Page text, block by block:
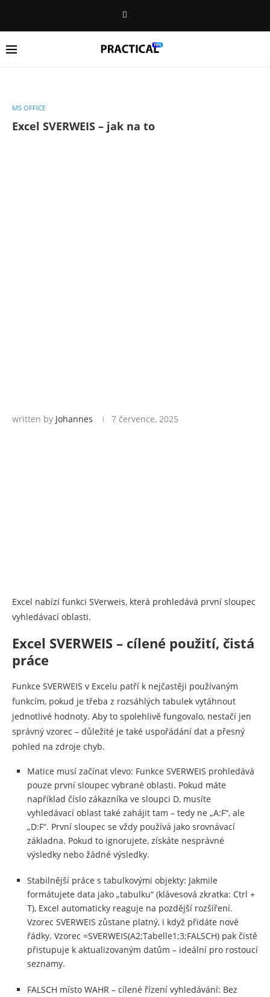
MS OFFICE
Excel SVERWEIS – jak na to
written by Johannes 7 července, 2025
Excel nabízí funkci SVerweis, která prohledává první sloupec
vyhledávací oblasti.
Excel SVERWEIS – cílené použití, čistá
práce
Funkce SVERWEIS v Excelu patří k nejčastěji používaným
funkcím, pokud je třeba z rozsáhlých tabulek vytáhnout
jednotlivé hodnoty. Aby to spolehlivě fungovalo, nestačí jen
správný vzorec – důležité je také uspořádání dat a přesný
pohled na zdroje chyb.
Matice musí začínat vlevo: Funkce SVERWEIS prohledává
pouze první sloupec vybrané oblasti. Pokud máte
například číslo zákazníka ve sloupci D, musíte
vyhledávací oblast také zahájit tam – tedy ne „A:F“, ale
„D:F“. První sloupec se vždy používá jako srovnávací
základna. Pokud to ignorujete, získáte nesprávné
výsledky nebo žádné výsledky.
Stabilnější práce s tabulkovými objekty: Jakmile
formátujete data jako „tabulku“ (klávesová zkratka: Ctrl +
T), Excel automaticky reaguje na pozdější rozšíření.
Vzorec SVERWEIS zůstane platný, i když přidáte nové
řádky. Vzorec =SVERWEIS(A2;Tabelle1;3;FALSCH) pak čistě
přistupuje k aktualizovaným datům – ideální pro rostoucí
seznamy.
FALSCH místo WAHR – cílené řízení vyhledávání: Bez